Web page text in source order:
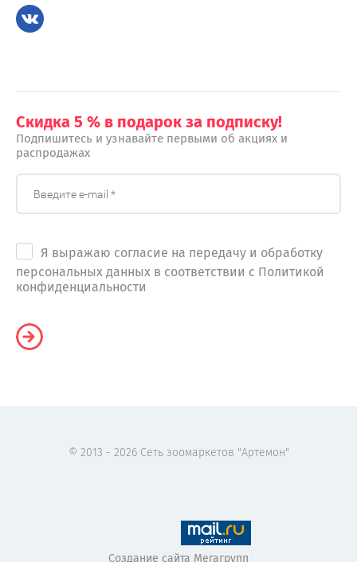
Скидка 5 % в подарок за подписку!
Подпишитесь и узнавайте первыми об акциях и
распродажах
Я выражаю согласие на передачу и обработку
персональных данных в соответствии с Политикой
конфиденциальности
© 2013 - 2026 Сеть зоомаркетов "Артемон"
Создание сайта Мегагрупп